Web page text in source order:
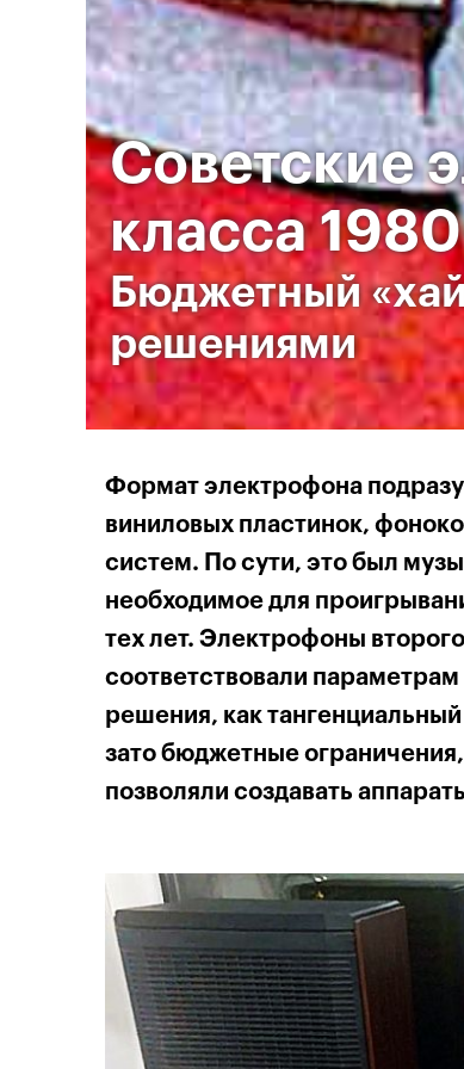
Советские
класса
Бюджетный
решениями
Формат электрофона
виниловых пластинок,
систем. По сути, это был
необходимое для
тех лет. Электрофоны
соответствовали
решения, как
зато бюджетные
позволяли создавать